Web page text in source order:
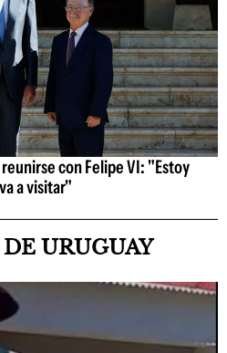
con Felipe VI: "Estoy
a visitar"
URUGUAY